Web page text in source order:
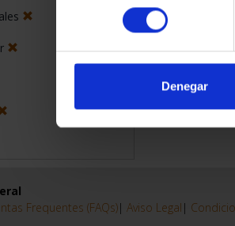
consentimiento
Denegar
Frequentes (FAQs)| Aviso Legal |